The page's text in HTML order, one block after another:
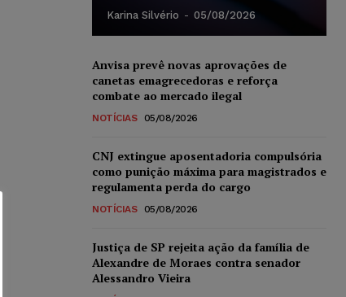
Karina Silvério - 05/08/2026
Anvisa prevê novas aprovações de
canetas emagrecedoras e reforça
combate ao mercado ilegal
NOTÍCIAS 05/08/2026
CNJ extingue aposentadoria compulsória
como punição máxima para magistrados e
regulamenta perda do cargo
NOTÍCIAS 05/08/2026
Justiça de SP rejeita ação da família de
Alexandre de Moraes contra senador
Alessandro Vieira